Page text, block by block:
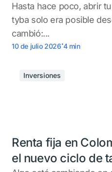
Hasta hace poco, abrir
tyba solo era posible
cambió:...
10 de julio 2026.4 min
Inversiones
Renta fija en
el nuevo ciclo de